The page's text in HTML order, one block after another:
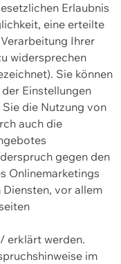
Erlaubnis
eine erteilte
Ihrer
widersprechen
Sie können
Einstellungen
die Nutzung von
auch die
gegen den
Onlinemarketings
vor allem
erklärt werden.
im